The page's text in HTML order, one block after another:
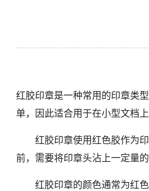
红胶印章是一种常用的印章类
单，因此适合用于在小型文档上
红胶印章使用红色胶作为印
前，需要将印章头沾上一定量
红胶印章的颜色通常为红色